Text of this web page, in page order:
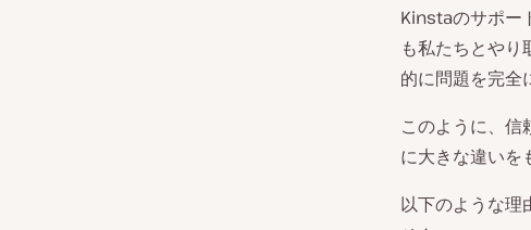
Kinstaのサポー
も私たちとや
的に問題を完全
このように、信
に大きな違いを
以下のような理